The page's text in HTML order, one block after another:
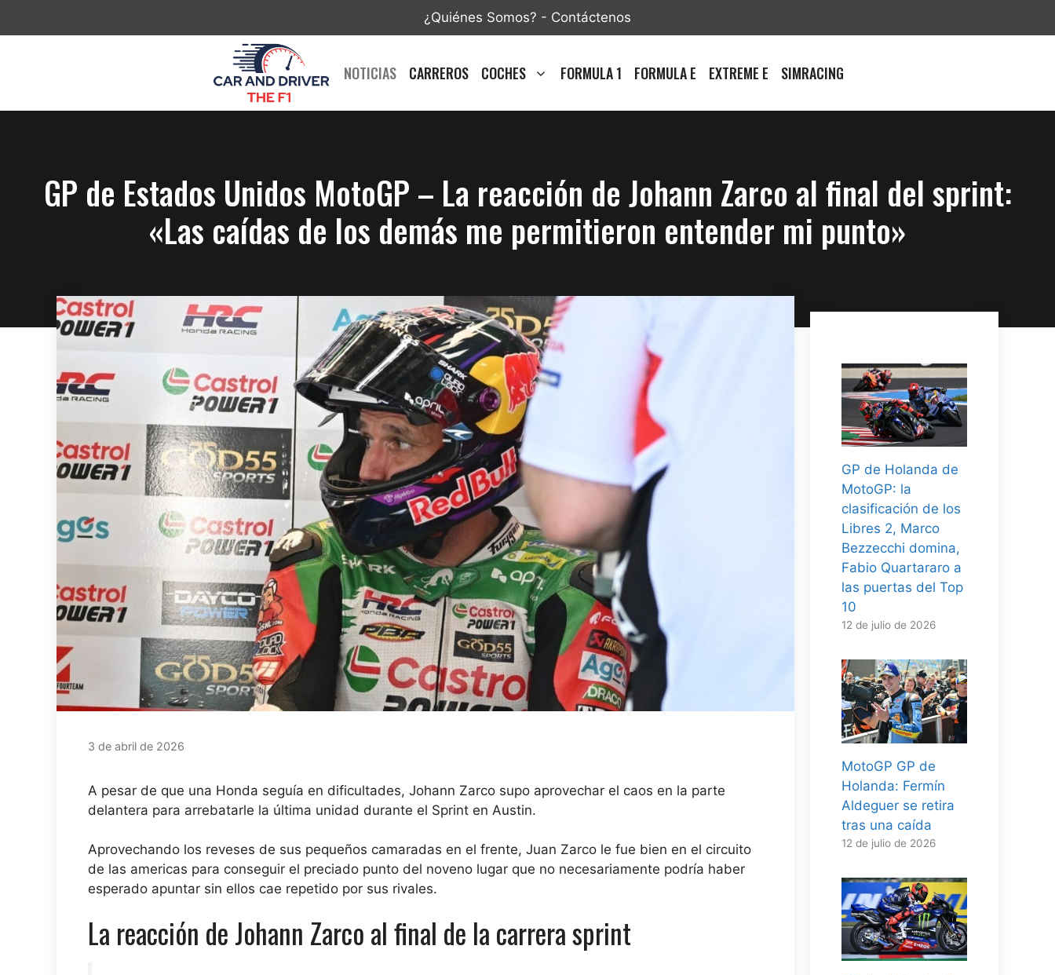
¿Quiénes Somos? - Contáctenos
NOTICIAS CARREROS COCHES FORMULA 1 FORMULA E EXTREME E SIMRACING
GP de Estados Unidos MotoGP – La reacción de Johann Zarco al final del sprint:
«Las caídas de los demás me permitieron entender mi punto»
3 de abril de 2026
A pesar de que una Honda seguía en dificultades, Johann Zarco supo aprovechar el caos en la parte
delantera para arrebatarle la última unidad durante el Sprint en Austin.
Aprovechando los reveses de sus pequeños camaradas en el frente, Juan Zarco le fue bien en el circuito
de las americas para conseguir el preciado punto del noveno lugar que no necesariamente podría haber
esperado apuntar sin ellos cae repetido por sus rivales.
La reacción de Johann Zarco al final de la carrera sprint
GP de Holanda de
MotoGP: la
clasificación de los
Libres 2, Marco
Bezzecchi domina,
Fabio Quartararo a
las puertas del Top
10
12 de julio de 2026
MotoGP GP de
Holanda: Fermín
Aldeguer se retira
tras una caída
12 de julio de 2026